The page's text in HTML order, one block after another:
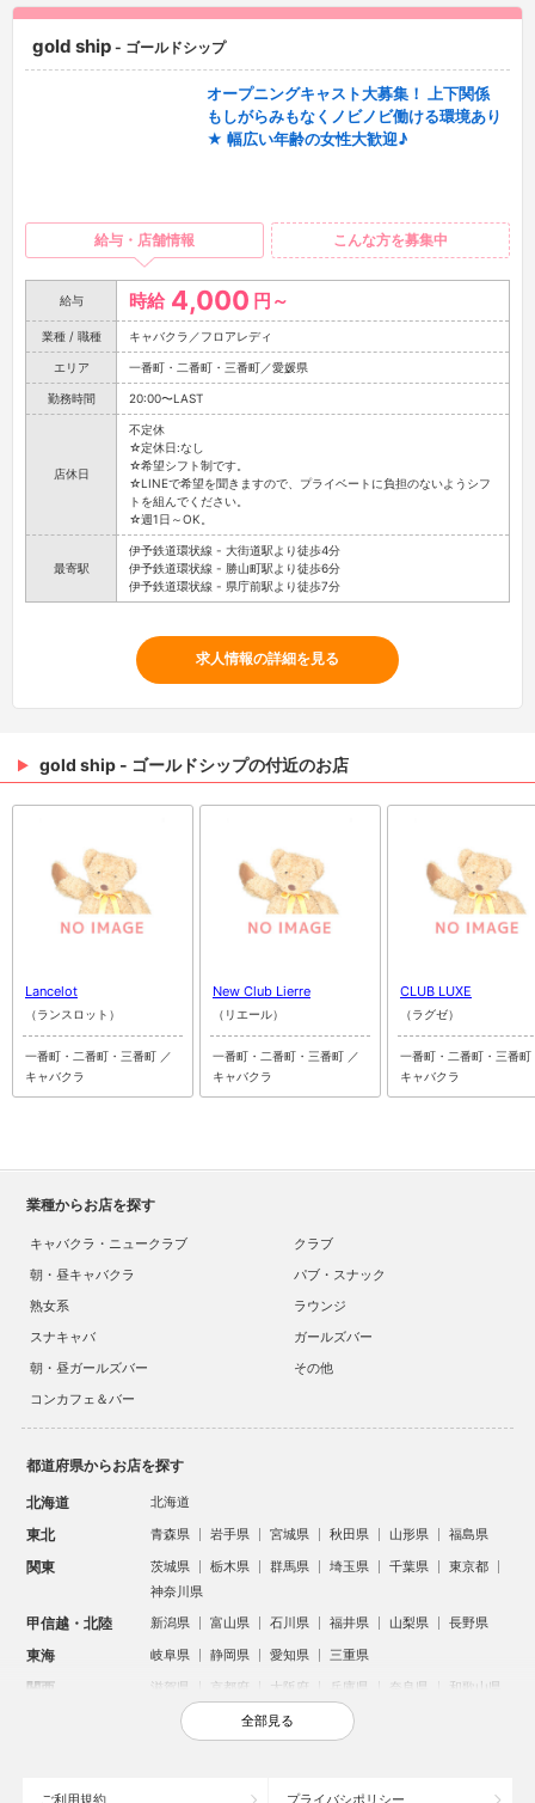
gold ship - ゴールドシップ
オープニングキャスト大募集！ 上下関係
もしがらみもなくノビノビ働ける環境あり
★ 幅広い年齢の女性大歓迎♪
給与・店舗情報 こんな方を募集中
給与 時給 4,000 円～
業種 / 職種 キャバクラ／フロアレディ
エリア 一番町・二番町・三番町／愛媛県
勤務時間 20:00〜LAST
店休日
不定休
☆定休日:なし
☆希望シフト制です。
☆LINEで希望を聞きますので、プライベートに負担のないようシフ
トを組んでください。
☆週1日～OK。
最寄駅
伊予鉄道環状線 - 大街道駅より徒歩4分
伊予鉄道環状線 - 勝山町駅より徒歩6分
伊予鉄道環状線 - 県庁前駅より徒歩7分
求人情報の詳細を見る
gold ship - ゴールドシップの付近のお店
Lancelot
（ランスロット）
一番町・二番町・三番町 ／
キャバクラ
New Club Lierre
（リエール）
一番町・二番町・三番町 ／
キャバクラ
CLUB LUXE
（ラグゼ）
一番町・二番町・三番町
キャバクラ
業種からお店を探す
キャバクラ・ニュークラブ
クラブ
朝・昼キャバクラ
パブ・スナック
熟女系
ラウンジ
スナキャバ
ガールズバー
朝・昼ガールズバー
その他
コンカフェ＆バー
都道府県からお店を探す
北海道 北海道
東北 青森県 岩手県 宮城県 秋田県 山形県 福島県
関東 茨城県 栃木県 群馬県 埼玉県 千葉県
東京都
神奈川県
甲信越・北陸 新潟県 富山県 石川県 福井県 山梨県 長野県
東海 岐阜県 静岡県 愛知県 三重県
関西 滋賀県 京都府 大阪府 兵庫県 奈良県 和歌山県
鳥取県 島根県 岡山県 広島県
全部見る
ご利用規約 プライバシポリシー